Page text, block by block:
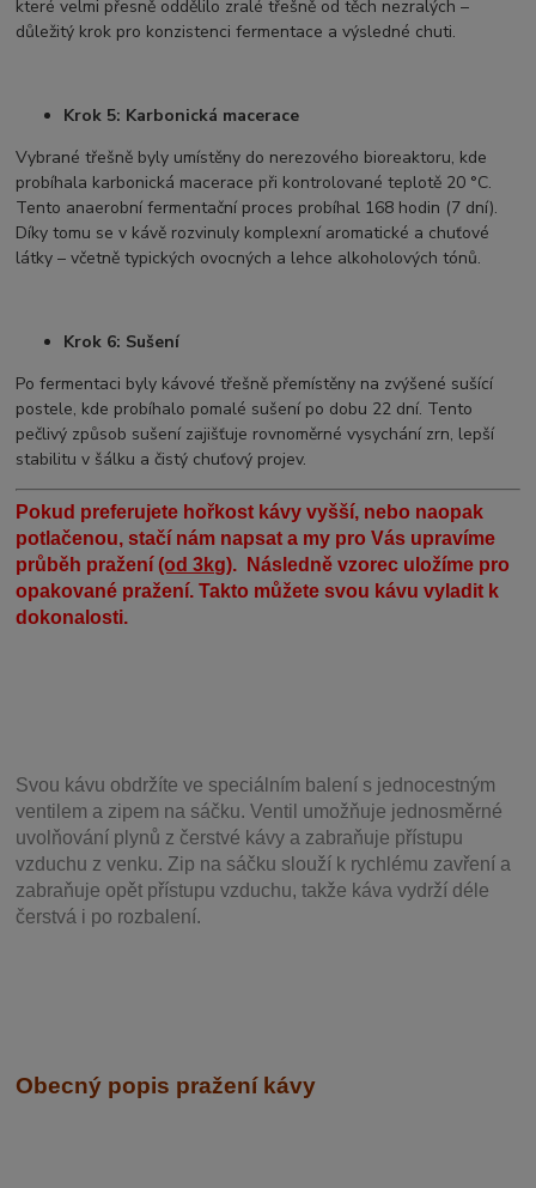
které velmi přesně oddělilo zralé třešně od těch nezralých –
důležitý krok pro konzistenci fermentace a výsledné chuti.
Krok 5: Karbonická macerace
Vybrané třešně byly umístěny do nerezového bioreaktoru, kde
probíhala karbonická macerace při kontrolované teplotě 20 °C.
Tento anaerobní fermentační proces probíhal 168 hodin (7 dní).
Díky tomu se v kávě rozvinuly komplexní aromatické a chuťové
látky – včetně typických ovocných a lehce alkoholových tónů.
Krok 6: Sušení
Po fermentaci byly kávové třešně přemístěny na zvýšené sušící
postele, kde probíhalo pomalé sušení po dobu 22 dní. Tento
pečlivý způsob sušení zajišťuje rovnoměrné vysychání zrn, lepší
stabilitu v šálku a čistý chuťový projev.
Pokud preferujete hořkost kávy vyšší, nebo naopak
potlačenou, stačí nám napsat a my pro Vás upravíme
průběh pražení(od 3kg). Následně vzorec uložíme pro
opakované pražení. Takto můžete svou kávu vyladit k
dokonalosti.
Svou kávu obdržíte ve speciálním balení s jednocestným
ventilem a zipem na sáčku. Ventil umožňuje jednosměrné
uvolňování plynů z čerstvé kávy a zabraňuje přístupu
vzduchu z venku. Zip na sáčku slouží k rychlému zavření a
zabraňuje opět přístupu vzduchu, takže káva vydrží déle
čerstvá i po rozbalení.
Obecný popis pražení kávy